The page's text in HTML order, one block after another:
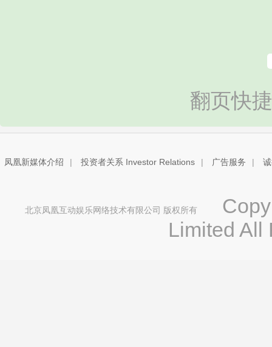
翻页快
凤凰新媒体介绍 | 投资者关系 Investor Relations | 广告服务 |
北京凤凰互动娱乐网络技术有限公司 版权所有
Limited All